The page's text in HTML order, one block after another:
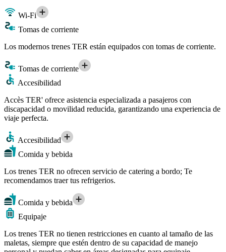
Wi-Fi
Tomas de corriente
Los modernos trenes TER están equipados con tomas de corriente.
Tomas de corriente
Accesibilidad
Accès TER' ofrece asistencia especializada a pasajeros con
discapacidad o movilidad reducida, garantizando una experiencia de
viaje perfecta.
Accesibilidad
Comida y bebida
Los trenes TER no ofrecen servicio de catering a bordo; Te
recomendamos traer tus refrigerios.
Comida y bebida
Equipaje
Los trenes TER no tienen restricciones en cuanto al tamaño de las
maletas, siempre que estén dentro de su capacidad de manejo